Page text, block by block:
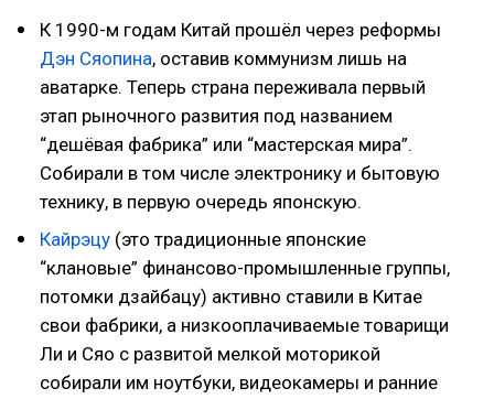
К 1990-м годам Китай прошёл через реформы
Дэн Сяопина, оставив коммунизм лишь на
аватарке. Теперь страна переживала первый
этап рыночного развития под названием
“дешёвая фабрика” или “мастерская мира”.
Собирали в том числе электронику и бытовую
технику, в первую очередь японскую.
Кайрэцу (это традиционные японские
“клановые” финансово-промышленные группы,
потомки дзайбацу) активно ставили в Китае
свои фабрики, а низкооплачиваемые товарищи
Ли и Сяо с развитой мелкой моторикой
собирали им ноутбуки, видеокамеры и ранние